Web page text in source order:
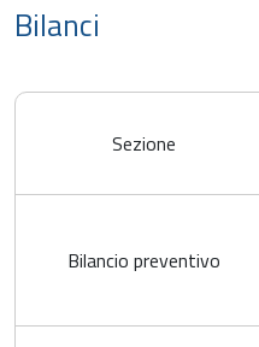
Bilanci
Sezione
Bilancio preventivo